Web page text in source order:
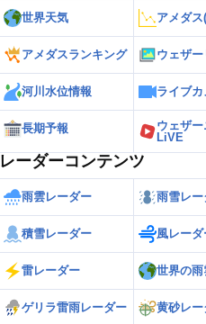
世界天気 アメダ
アメダスランキング ウェザー
河川水位情報 ライブカ
長期予報
ウェザ
LiVE
レーダーコンテンツ
雨雲レーダー 雨雪レー
積雪レーダー 風レーダ
雷レーダー 世界の
ゲリラ雷雨レーダー 黄砂レー